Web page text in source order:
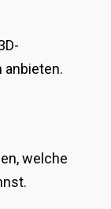
anbieten.
welche